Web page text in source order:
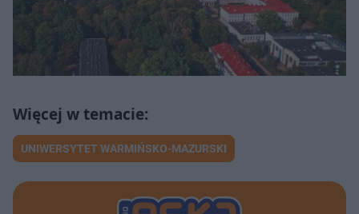
UNIWERSYTET WARMIŃSKO-MAZURSKI